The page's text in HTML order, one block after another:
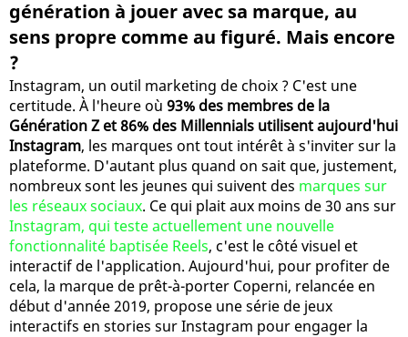
génération à jouer avec sa marque, au
sens propre comme au figuré. Mais encore
?
Instagram, un outil marketing de choix ? C'est une
certitude. À l'heure où 93% des membres de la
Génération Z et 86% des Millennials utilisent aujourd'hui
Instagram, les marques ont tout intérêt à s'inviter sur la
plateforme. D'autant plus quand on sait que, justement,
nombreux sont les jeunes qui suivent des marques sur
les réseaux sociaux. Ce qui plait aux moins de 30 ans sur
Instagram, qui teste actuellement une nouvelle
fonctionnalité baptisée Reels, c'est le côté visuel et
interactif de l'application. Aujourd'hui, pour profiter de
cela, la marque de prêt-à-porter Coperni, relancée en
début d'année 2019, propose une série de jeux
interactifs en stories sur Instagram pour engager la